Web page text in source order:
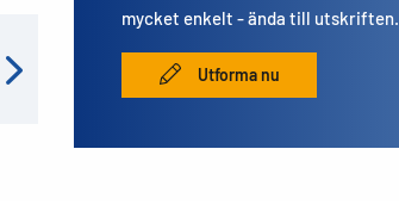
mycket enkelt - ända till utskriften.
Utforma nu